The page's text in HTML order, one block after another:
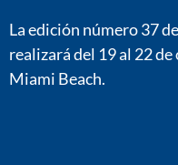
La edición número 37
realizará del 19 al 22
Miami Beach.